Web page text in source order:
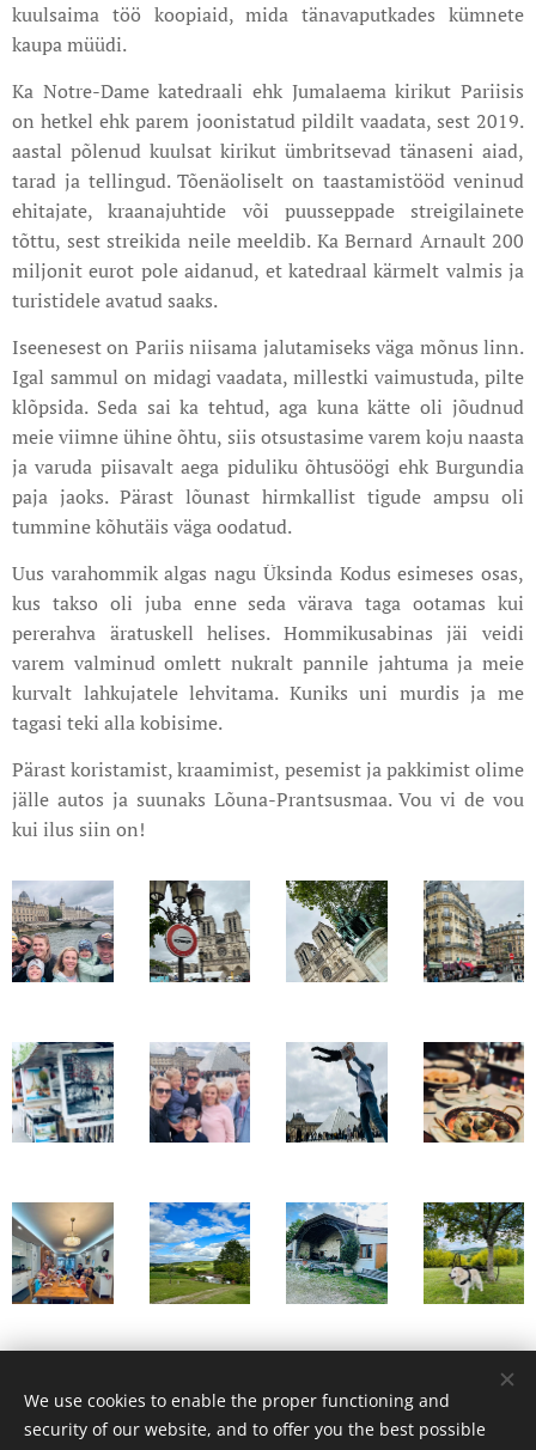
kuulsaima töö koopiaid, mida tänavaputkades kümnete
kaupa müüdi.
Ka Notre-Dame katedraali ehk Jumalaema kirikut Pariisis
on hetkel ehk parem joonistatud pildilt vaadata, sest 2019.
aastal põlenud kuulsat kirikut ümbritsevad tänaseni aiad,
tarad ja tellingud. Tõenäoliselt on taastamistööd veninud
ehitajate, kraanajuhtide või puusseppade streigilainete
tõttu, sest streikida neile meeldib. Ka Bernard Arnault 200
miljonit eurot pole aidanud, et katedraal kärmelt valmis ja
turistidele avatud saaks.
Iseenesest on Pariis niisama jalutamiseks väga mõnus linn.
Igal sammul on midagi vaadata, millestki vaimustuda, pilte
klõpsida. Seda sai ka tehtud, aga kuna kätte oli jõudnud
meie viimne ühine õhtu, siis otsustasime varem koju naasta
ja varuda piisavalt aega piduliku õhtusöögi ehk Burgundia
paja jaoks. Pärast lõunast hirmkallist tigude ampsu oli
tummine kõhutäis väga oodatud.
Uus varahommik algas nagu Üksinda Kodus esimeses osas,
kus takso oli juba enne seda värava taga ootamas kui
pererahva äratuskell helises. Hommikusabinas jäi veidi
varem valminud omlett nukralt pannile jahtuma ja meie
kurvalt lahkujatele lehvitama. Kuniks uni murdis ja me
tagasi teki alla kobisime.
Pärast koristamist, kraamimist, pesemist ja pakkimist olime
jälle autos ja suunaks Lõuna-Prantsusmaa. Vou vi de vou
kui ilus siin on!
We use cookies to enable the proper functioning and
security of our website, and to offer you the best possible